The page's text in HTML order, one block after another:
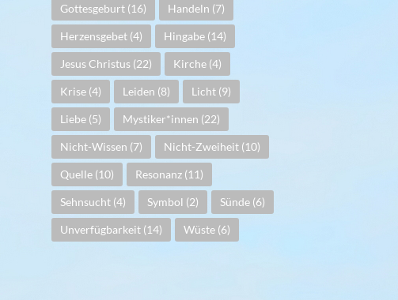
Gottesgeburt (16) Handeln (7)
Herzensgebet (4) Hingabe (14)
Jesus Christus (22) Kirche (4)
Krise (4) Leiden (8) Licht (9)
Liebe (5) Mystiker*innen (22)
Nicht-Wissen (7) Nicht-Zweiheit (10)
Quelle (10) Resonanz (11)
Sehnsucht (4) Symbol (2) Sünde (6)
Unverfügbarkeit (14) Wüste (6)